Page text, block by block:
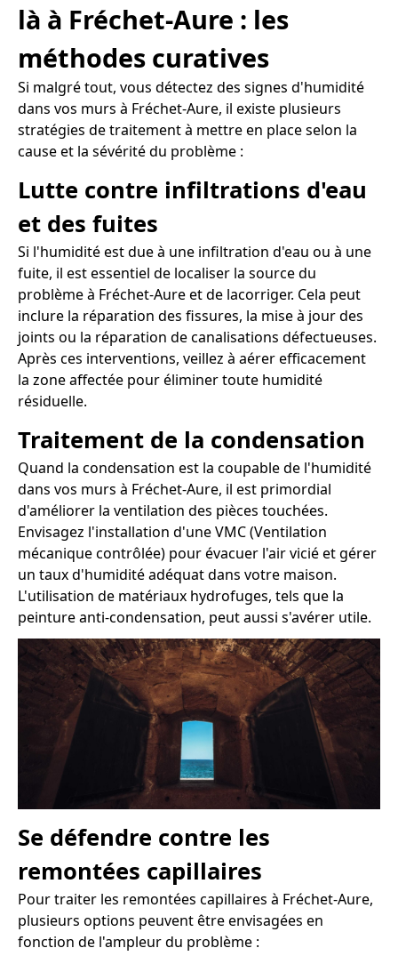
là à Fréchet-Aure : les
méthodes curatives
Si malgré tout, vous détectez des signes d'humidité
dans vos murs à Fréchet-Aure, il existe plusieurs
stratégies de traitement à mettre en place selon la
cause et la sévérité du problème :
Lutte contre infiltrations d'eau
et des fuites
Si l'humidité est due à une infiltration d'eau ou à une
fuite, il est essentiel de localiser la source du
problème à Fréchet-Aure et de lacorriger. Cela peut
inclure la réparation des fissures, la mise à jour des
joints ou la réparation de canalisations défectueuses.
Après ces interventions, veillez à aérer efficacement
la zone affectée pour éliminer toute humidité
résiduelle.
Traitement de la condensation
Quand la condensation est la coupable de l'humidité
dans vos murs à Fréchet-Aure, il est primordial
d'améliorer la ventilation des pièces touchées.
Envisagez l'installation d'une VMC (Ventilation
mécanique contrôlée) pour évacuer l'air vicié et gérer
un taux d'humidité adéquat dans votre maison.
L'utilisation de matériaux hydrofuges, tels que la
peinture anti-condensation, peut aussi s'avérer utile.
Se défendre contre les
remontées capillaires
Pour traiter les remontées capillaires à Fréchet-Aure,
plusieurs options peuvent être envisagées en
fonction de l'ampleur du problème :